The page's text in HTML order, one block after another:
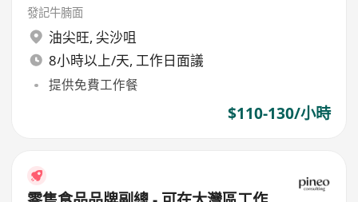
發記牛腩面
油尖旺, 尖沙咀
8小時以上/天, 工作日面議
提供免費工作餐
$110-130/小時